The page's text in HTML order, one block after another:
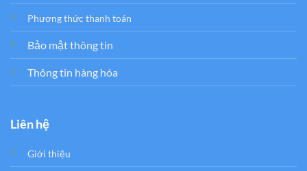
Phương thức thanh toán
Bảo mật thông tin
Thông tin hàng hóa
Liên hệ
Giới thiệu